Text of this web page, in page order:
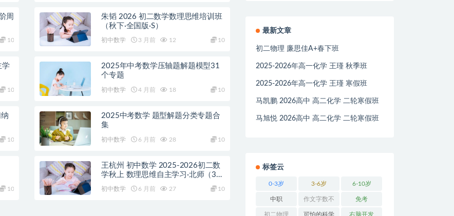
周
10
朱韬 2026 初二数学数理思维培训班
（秋下·全国版·S）
初中数学 3 月前 12 10
学
10
2025年中考数学压轴题解题模型31
个专题
初中数学 4 月前 18 10
10
2025中考数学 题型解题分类专题合
集
初中数学 6 月前 28 10
10
王杭州 初中数学 2025-2026初二数
学秋上 数理思维自主学习·北师（3
初中数学 6 月前 27 10
最新文章
初二物理 廉思佳A+春下班
2025-2026年高一化学 王瑾 秋季班
2025-2026年高一化学 王瑾 寒假班
马凯鹏 2026高中 高二化学 二轮寒假班
马旭悦 2026高中 高二化学 二轮寒假班
标签云
0-3岁 3-6岁 6-10岁
中职 作文字数不
够
免考
初二物理 可怕的科学 右脑开发